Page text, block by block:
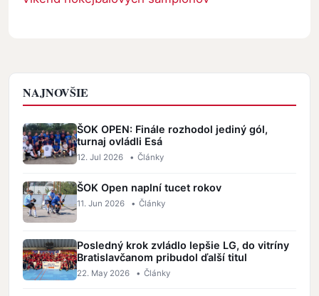
NAJNOVŠIE
ŠOK OPEN: Finále rozhodol jediný gól,
turnaj ovládli Esá
12. Jul 2026 • Články
ŠOK Open naplní tucet rokov
11. Jun 2026 • Články
Posledný krok zvládlo lepšie LG, do vitríny
Bratislavčanom pribudol ďalší titul
22. May 2026 • Články